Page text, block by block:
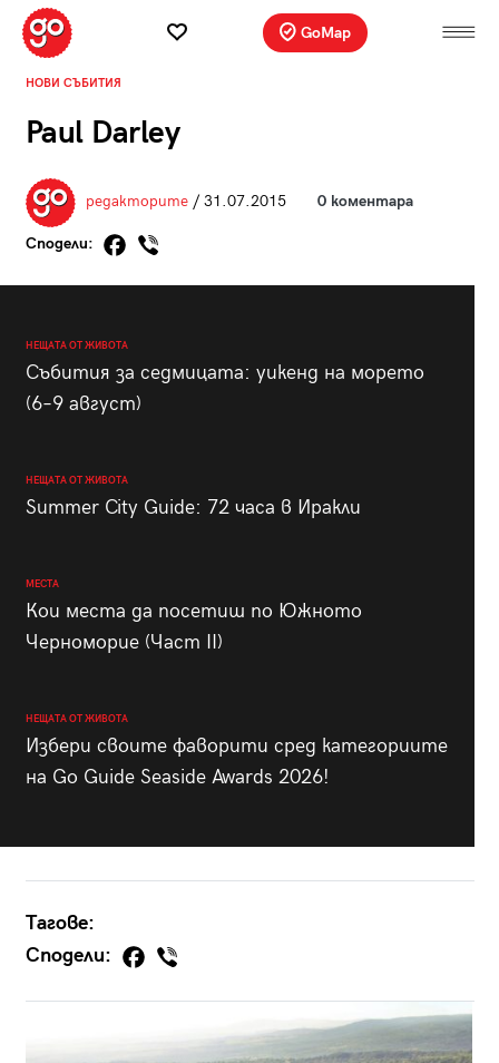
GoMap
НОВИ СЪБИТИЯ
Paul Darley
редакторите/ 31.07.2015 0 коментара
Сподели:
НЕЩАТА ОТ ЖИВОТА
Събития за седмицата: уикенд на морето
(6–9 август)
НЕЩАТА ОТ ЖИВОТА
Summer City Guide: 72 часа в Иракли
МЕСТА
Кои места да посетиш по Южното
Черноморие (Част II)
НЕЩАТА ОТ ЖИВОТА
Избери своите фаворити сред категориите
на Go Guide Seaside Awards 2026!
Тагове:
Сподели: